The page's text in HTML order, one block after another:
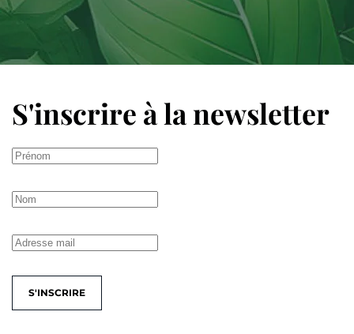
S'inscrire à la newsletter
S'INSCRIRE